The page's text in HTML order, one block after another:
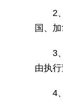
2
国、
3
由执行
4